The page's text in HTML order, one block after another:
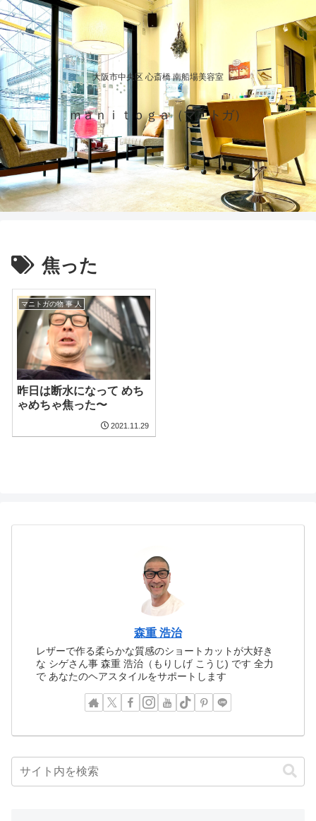
大阪市中央区 心斎橋 南船場美容室
ｍａｎｉｔｏｇａ（マニトガ）
焦った
マニトガの物 事 人
昨日は断水になって めち
ゃめちゃ焦った〜
2021.11.29
森重 浩治
レザーで作る柔らかな質感のショートカットが大好き
な シゲさん事 森重 浩治（もりしげ こうじ) です 全力
で あなたのヘアスタイルをサポートします